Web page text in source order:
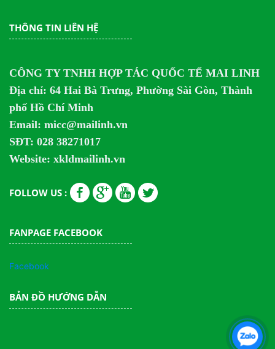
THÔNG TIN LIÊN HỆ
CÔNG TY TNHH HỢP TÁC QUỐC TẾ MAI LINH
Địa chỉ: 64 Hai Bà Trưng, Phường Sài Gòn, Thành
phố Hồ Chí Minh
Email: micc@mailinh.vn
SĐT: 028 38271017
Website: xkldmailinh.vn
FOLLOW US :
FANPAGE FACEBOOK
Facebook
BẢN ĐỒ HƯỚNG DẪN